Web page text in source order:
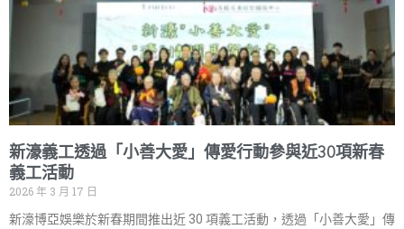
新濠義工透過「小善大愛」傳愛行動參與近30項新春
義工活動
2026 年 3 月 17 日
新濠博亞娛樂於新春期間推出近 30 項義工活動，透過「小善大愛」傳